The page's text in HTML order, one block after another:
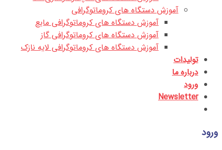
آموزش دستگاه های کروماتوگرافی
آموزش دستگاه های کروماتوگرافی مایع
آموزش دستگاه های کروماتوگرافی گاز
آموزش دستگاه های کروماتوگرافی لایه نازک
تولیدات
درباره ما
ورود
Newsletter
ورود